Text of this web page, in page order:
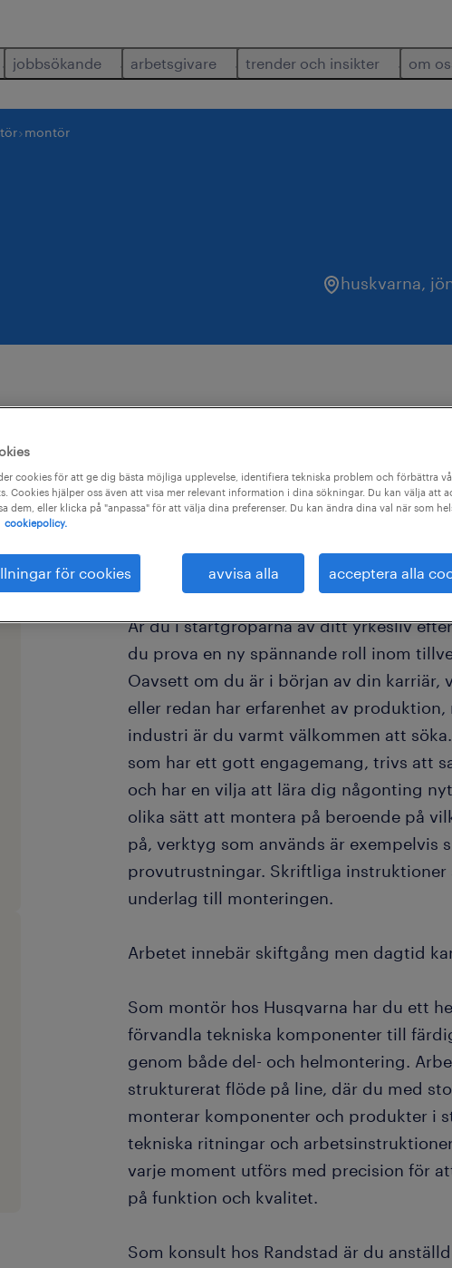
jobbsökande arbetsgivare trender och insikter om
montör
huskvarna,
Vi på Randstad söker nu efter drivna
för kommande behov till Husqvarna!
Är du i startgroparna av ditt yrkesliv
du prova en ny spännande roll inom
Oavsett om du är i början av din karriär,
eller redan har erfarenhet av
industri är du varmt välkommen att
som har ett gott engagemang, trivs att
och har en vilja att lära dig någonting
olika sätt att montera på beroende på
på, verktyg som används är exempelvis
provutrustningar. Skriftliga instruktioner
underlag till monteringen.
Arbetet innebär skiftgång men dagtid
Som montör hos Husqvarna har du ett
förvandla tekniska komponenter till
genom både del- och helmontering.
strukturerat flöde på line, där du med
monterar komponenter och produkter i
tekniska ritningar och
varje moment utförs med precision för
på funktion och kvalitet.
Som konsult hos Randstad är du
cookies för att ge dig bästa möjliga upplevelse, identifiera tekniska problem och förbättra
Cookies hjälper oss även att visa mer relevant information i dina sökningar. Du kan välja att
dem, eller klicka på "anpassa" för att välja dina preferenser. Du kan ändra dina val när som
cookiepolicy.
för cookies avvisa alla acceptera alla